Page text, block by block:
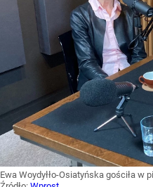
Ewa Woydyłło-Osiatyńska gościła w